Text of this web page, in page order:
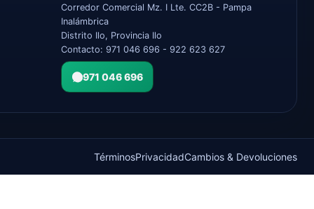
Corredor Comercial Mz. I Lte. CC2B - Pampa
Inalámbrica
Distrito Ilo, Provincia Ilo
Contacto: 971 046 696 - 922 623 627
971 046 696
TérminosPrivacidadCambios & Devoluciones